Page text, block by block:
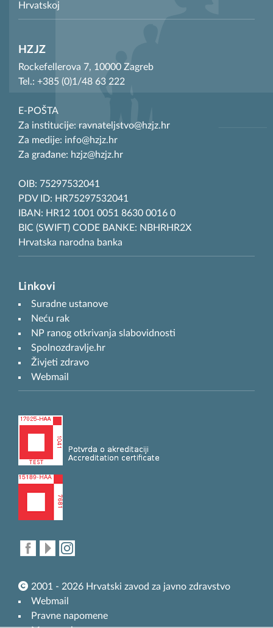
Hrvatskoj
HZJZ
Rockefellerova 7, 10000 Zagreb
Tel.: +385 (0)1/48 63 222
E-POŠTA
Za institucije: ravnateljstvo@hzjz.hr
Za medije: info@hzjz.hr
Za građane: hzjz@hzjz.hr
OIB: 75297532041
PDV ID: HR75297532041
IBAN: HR12 1001 0051 8630 0016 0
BIC (SWIFT) CODE BANKE: NBHRHR2X
Hrvatska narodna banka
Linkovi
Suradne ustanove
Neću rak
NP ranog otkrivanja slabovidnosti
Spolnozdravlje.hr
Živjeti zdravo
Webmail
2001 - 2026 Hrvatski zavod za javno zdravstvo
Webmail
Pravne napomene